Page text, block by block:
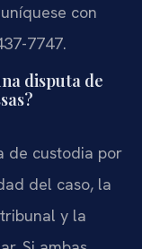
con
7747.
disputa de
de custodia por
del caso, la
y la